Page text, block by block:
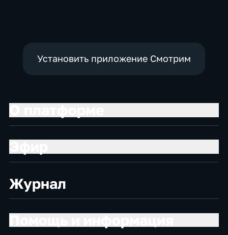
Установить приложение Смотрим
Журнал